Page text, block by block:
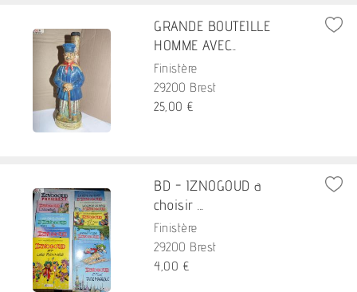
GRANDE BOUTEILLE
HOMME AVEC...
Finistère
29200 Brest
25,00 €
BD - IZNOGOUD a
choisir ...
Finistère
29200 Brest
4,00 €